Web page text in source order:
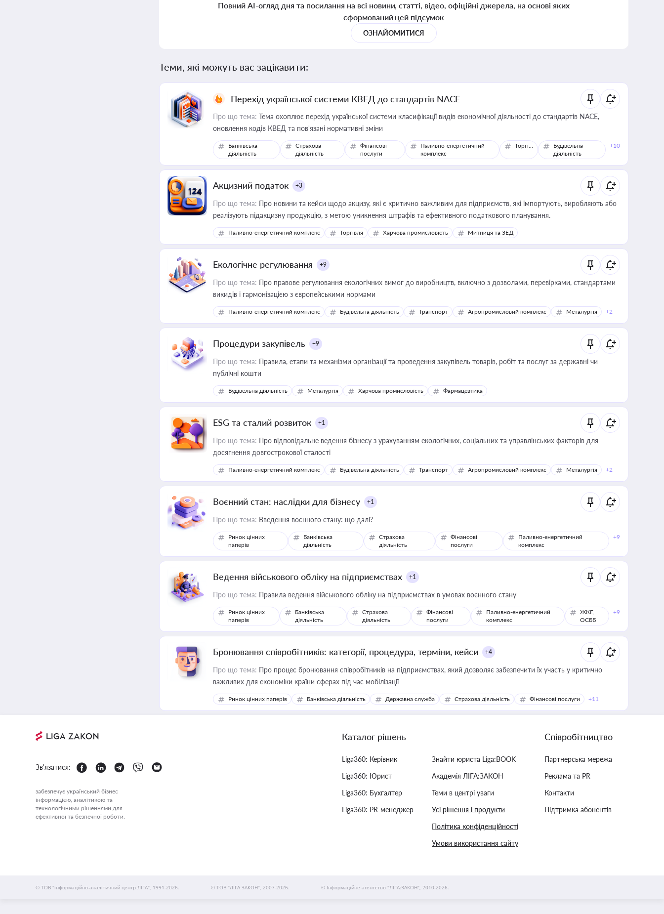
Повний AI-огляд дня та посилання на всі новини, статті, відео, офіційні джерела, на основі яких
сформований цей підсумок
ОЗНАЙОМИТИСЯ
Теми, які можуть вас зацікавити:
Перехід української системи КВЕД до стандартів NACE
Про що тема: Тема охоплює перехід української системи класифікації видів економічної діяльності до стандартів NACE,
оновлення кодів КВЕД та пов'язані нормативні зміни
Банківська
діяльність
Страхова
діяльність
Фінансові
послуги
Паливно-енергетичний
комплекс
Торгівля
Будівельна
діяльність
+10
Акцизний податок +3
Про що тема: Про новини та кейси щодо акцизу, які є критично важливим для підприємств, які імпортують, виробляють або
реалізують підакцизну продукцію, з метою уникнення штрафів та ефективного податкового планування.
Паливно-енергетичний комплекс Торгівля Харчова промисловість Митниця та ЗЕД
Екологічне регулювання +9
Про що тема: Про правове регулювання екологічних вимог до виробництв, включно з дозволами, перевірками, стандартами
викидів і гармонізацією з європейськими нормами
Паливно-енергетичний комплекс Будівельна діяльність Транспорт Агропромисловий комплекс Металургія +2
Процедури закупівель +9
Про що тема: Правила, етапи та механізми організації та проведення закупівель товарів, робіт та послуг за державні чи
публічні кошти
Будівельна діяльність Металургія Харчова промисловість Фармацевтика
ESG та сталий розвиток +1
Про що тема: Про відповідальне ведення бізнесу з урахуванням екологічних, соціальних та управлінських факторів для
досягнення довгострокової сталості
Паливно-енергетичний комплекс Будівельна діяльність Транспорт Агропромисловий комплекс Металургія +2
Воєнний стан: наслідки для бізнесу +1
Про що тема: Введення воєнного стану: що далі?
Ринок цінних
паперів
Банківська
діяльність
Страхова
діяльність
Фінансові
послуги
Паливно-енергетичний
комплекс
+9
Ведення військового обліку на підприємствах +1
Про що тема: Правила ведення військового обліку на підприємствах в умовах воєнного стану
Ринок цінних
паперів
Банківська
діяльність
Страхова
діяльність
Фінансові
послуги
Паливно-енергетичний
комплекс
ЖКГ,
ОСББ
+9
Бронювання співробітників: категорії, процедура, терміни, кейси +4
Про що тема: Про процес бронювання співробітників на підприємствах, який дозволяє забезпечити їх участь у критично
важливих для економіки країни сферах під час мобілізації
Ринок цінних паперів Банківська діяльність Державна служба Страхова діяльність Фінансові послуги +11
Зв'язатися:
забезпечує український бізнес
інформацією, аналітикою та
технологічними рішеннями для
ефективної та безпечної роботи.
Каталог рішень
Liga360: Керівник
Liga360: Юрист
Liga360: Бухгалтер
Liga360: PR-менеджер
Знайти юриста Liga:BOOK
Академія ЛІГА:ЗАКОН
Теми в центрі уваги
Усі рішення і продукти
Політика конфіденційності
Умови використання сайту
Співробітництво
Партнерська мережа
Реклама та PR
Контакти
Підтримка абонентів
© ТОВ "інформаційно-аналітичний центр ЛІГА", 1991-2026. © ТОВ "ЛІГА ЗАКОН", 2007-2026. © Інформаційне агентство "ЛІГА:ЗАКОН", 2010-2026.